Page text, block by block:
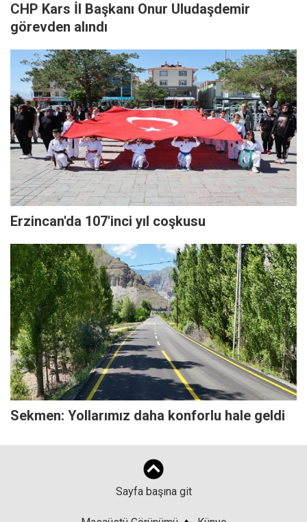
CHP Kars İl Başkanı Onur Uludaşdemir
görevden alındı
Erzincan'da 107'inci yıl coşkusu
Sekmen: Yollarımız daha konforlu hale geldi
Sayfa başına git